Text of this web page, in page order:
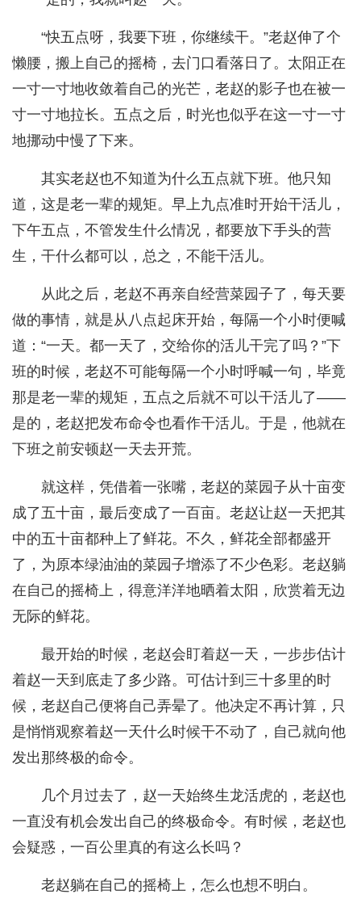
“快五点呀，我要下班，你继续干。”老赵伸了个
懒腰，搬上自己的摇椅，去门口看落日了。太阳正在
一寸一寸地收敛着自己的光芒，老赵的影子也在被一
寸一寸地拉长。五点之后，时光也似乎在这一寸一寸
地挪动中慢了下来。
其实老赵也不知道为什么五点就下班。他只知
道，这是老一辈的规矩。早上九点准时开始干活儿，
下午五点，不管发生什么情况，都要放下手头的营
生，干什么都可以，总之，不能干活儿。
从此之后，老赵不再亲自经营菜园子了，每天要
做的事情，就是从八点起床开始，每隔一个小时便喊
道：“一天。都一天了，交给你的活儿干完了吗？”下
班的时候，老赵不可能每隔一个小时呼喊一句，毕竟
那是老一辈的规矩，五点之后就不可以干活儿了——
是的，老赵把发布命令也看作干活儿。于是，他就在
下班之前安顿赵一天去开荒。
就这样，凭借着一张嘴，老赵的菜园子从十亩变
成了五十亩，最后变成了一百亩。老赵让赵一天把其
中的五十亩都种上了鲜花。不久，鲜花全部都盛开
了，为原本绿油油的菜园子增添了不少色彩。老赵躺
在自己的摇椅上，得意洋洋地晒着太阳，欣赏着无边
无际的鲜花。
最开始的时候，老赵会盯着赵一天，一步步估计
着赵一天到底走了多少路。可估计到三十多里的时
候，老赵自己便将自己弄晕了。他决定不再计算，只
是悄悄观察着赵一天什么时候干不动了，自己就向他
发出那终极的命令。
几个月过去了，赵一天始终生龙活虎的，老赵也
一直没有机会发出自己的终极命令。有时候，老赵也
会疑惑，一百公里真的有这么长吗？
老赵躺在自己的摇椅上，怎么也想不明白。